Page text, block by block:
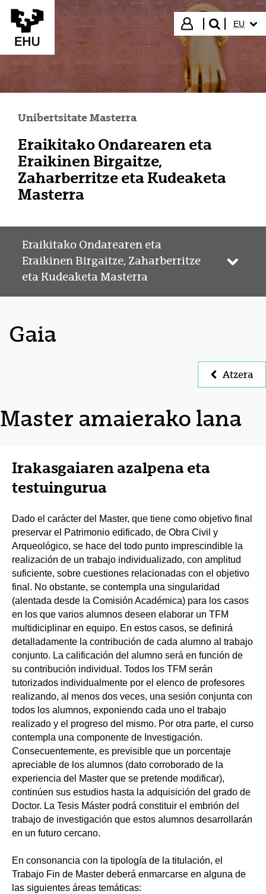
Eduki nagusira joan
Hasi saioa
bilatu"
EU
Unibertsitate Masterra
Eraikitako Ondarearen eta
Eraikinen Birgaitze,
Zaharberritze eta Kudeaketa
Masterra
Eraikitako Ondarearen eta
Eraikinen Birgaitze, Zaharberritze
eta Kudeaketa Masterra
Gaia
Atzera
Master amaierako lana
Irakasgaiaren azalpena eta
testuingurua
Dado el carácter del Master, que tiene como objetivo final
preservar el Patrimonio edificado, de Obra Civil y
Arqueológico, se hace del todo punto imprescindible la
realización de un trabajo individualizado, con amplitud
suficiente, sobre cuestiones relacionadas con el objetivo
final. No obstante, se contempla una singularidad
(alentada desde la Comisión Académica) para los casos
en los que varios alumnos deseen elaborar un TFM
multidiciplinar en equipo. En estos casos, se definirá
detalladamente la contribución de cada alumno al trabajo
conjunto. La calificación del alumno será en función de
su contribución individual. Todos los TFM serán
tutorizados individualmente por el elenco de profesores
realizando, al menos dos veces, una sesión conjunta con
todos los alumnos, exponiendo cada uno el trabajo
realizado y el progreso del mismo. Por otra parte, el curso
contempla una componente de Investigación.
Consecuentemente, es previsible que un porcentaje
apreciable de los alumnos (dato corroborado de la
experiencia del Master que se pretende modificar),
continúen sus estudios hasta la adquisición del grado de
Doctor. La Tesis Máster podrá constituir el embrión del
trabajo de investigación que estos alumnos desarrollarán
en un futuro cercano.
En consonancia con la tipología de la titulación, el
Trabajo Fin de Master deberá enmarcarse en alguna de
las siguientes áreas temáticas: